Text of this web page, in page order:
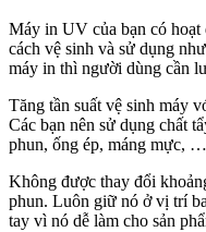
Máy in UV của bạn có hoạt
cách vệ sinh và sử dụng
máy in thì người dùng cần
Tăng tần suất vệ sinh máy
Các bạn nên sử dụng chất
phun, ống ép, máng mực,
Không được thay đổi
phun. Luôn giữ nó ở vị trí
tay vì nó dễ làm cho sản